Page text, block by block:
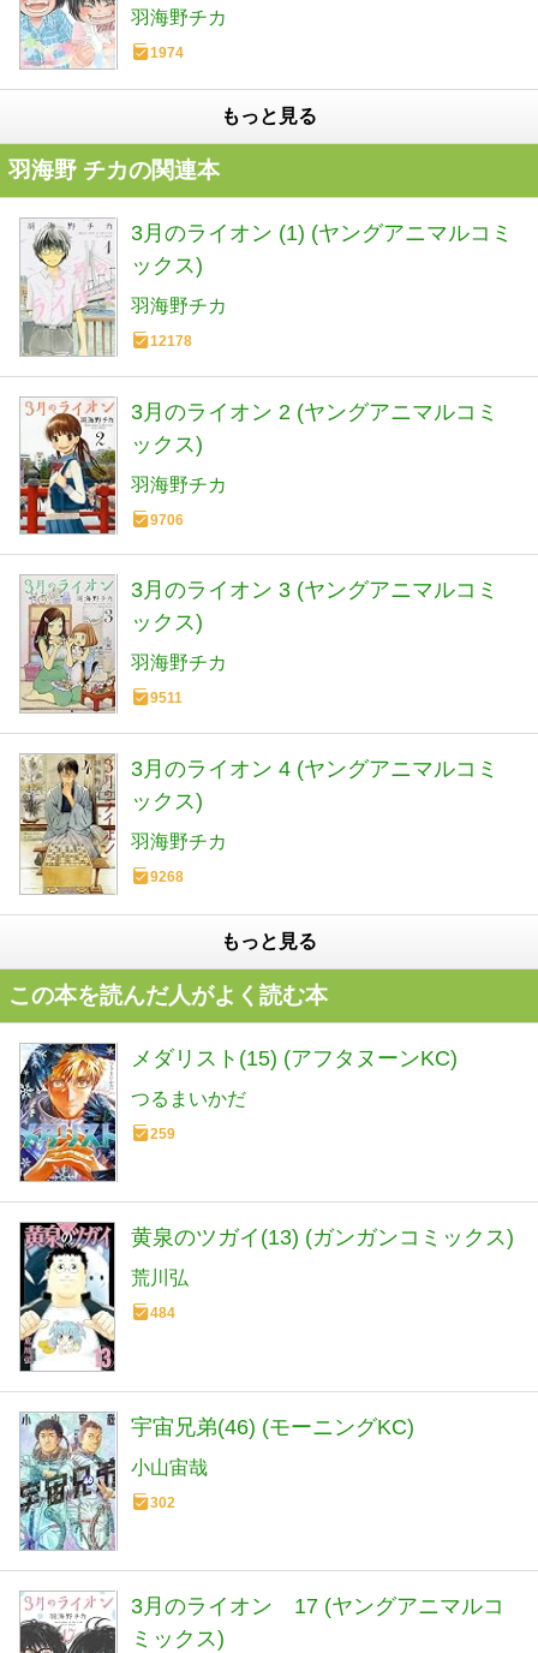
羽海野チカ
1974
もっと見る
羽海野 チカの関連本
3月のライオン (1) (ヤングアニマルコミ
ックス)
羽海野チカ
12178
3月のライオン 2 (ヤングアニマルコミ
ックス)
羽海野チカ
9706
3月のライオン 3 (ヤングアニマルコミ
ックス)
羽海野チカ
9511
3月のライオン 4 (ヤングアニマルコミ
ックス)
羽海野チカ
9268
もっと見る
この本を読んだ人がよく読む本
メダリスト(15) (アフタヌーンKC)
つるまいかだ
259
黄泉のツガイ(13) (ガンガンコミックス)
荒川弘
484
宇宙兄弟(46) (モーニングKC)
小山宙哉
302
3月のライオン 17 (ヤングアニマルコ
ミックス)